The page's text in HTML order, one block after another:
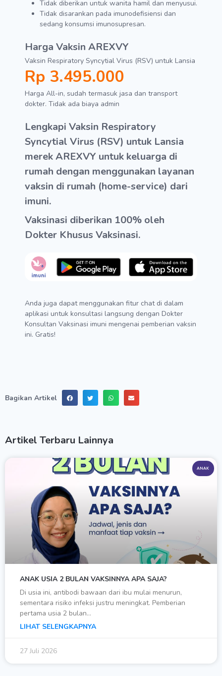
Tidak diberikan untuk wanita hamil dan menyusui.
Tidak disarankan pada imunodefisiensi dan
sedang konsumsi imunosupresan.
Harga Vaksin AREXVY
Vaksin Respiratory Syncytial Virus (RSV) untuk Lansia
Rp 3.495.000
Harga All-in, sudah termasuk jasa dan transport
dokter. Tidak ada biaya admin
Lengkapi Vaksin Respiratory
Syncytial Virus (RSV) untuk Lansia
merek AREXVY untuk keluarga di
rumah dengan menggunakan layanan
vaksin di rumah (home-service) dari
imuni.
Vaksinasi diberikan 100% oleh
Dokter Khusus Vaksinasi.
Anda juga dapat menggunakan fitur chat di dalam
aplikasi untuk konsultasi langsung dengan Dokter
Konsultan Vaksinasi imuni mengenai pemberian vaksin
ini. Gratis!
Bagikan Artikel
Artikel Terbaru Lainnya
ANAK
ANAK USIA 2 BULAN VAKSINNYA APA SAJA?
Di usia ini, antibodi bawaan dari ibu mulai menurun,
sementara risiko infeksi justru meningkat. Pemberian
pertama usia 2 bulan…
LIHAT SELENGKAPNYA
27 Juli 2026